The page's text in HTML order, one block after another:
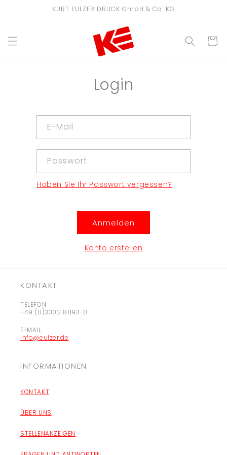
KURT EULZER DRUCK GmbH & Co. KG
Login
E-Mail
Passwort
Haben Sie Ihr Passwort vergessen?
Anmelden
Konto erstellen
KONTAKT
TELEFON
+49 (0)3302 8893-0
E-MAIL
info@eulzer.de
INFORMATIONEN
KONTAKT
ÜBER UNS
STELLENANZEIGEN